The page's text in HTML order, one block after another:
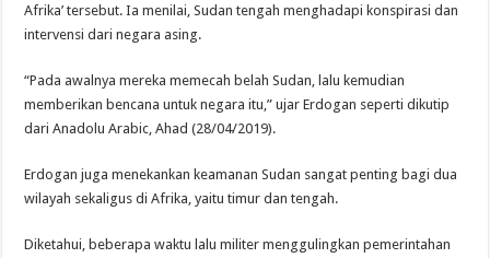
Afrika’ tersebut. Ia menilai, Sudan tengah menghadapi konspirasi dan
intervensi dari negara asing.
“Pada awalnya mereka memecah belah Sudan, lalu kemudian
memberikan bencana untuk negara itu,” ujar Erdogan seperti dikutip
dari Anadolu Arabic, Ahad (28/04/2019).
Erdogan juga menekankan keamanan Sudan sangat penting bagi dua
wilayah sekaligus di Afrika, yaitu timur dan tengah.
Diketahui, beberapa waktu lalu militer menggulingkan pemerintahan